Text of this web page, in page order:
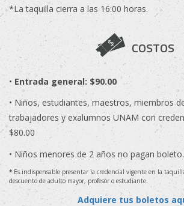
*La taquilla cierra a las 16:00 horas.
COSTOS
• Entrada general: $90.00
• Niños, estudiantes, maestros, miembros
trabajadores y exalumnos UNAM con
$80.00
• Niños menores de 2 años no pagan boleto.
* Es indispensable presentar la credencial vigente en la
descuento de adulto mayor, profesor o estudiante.
Adquiere tus boletos